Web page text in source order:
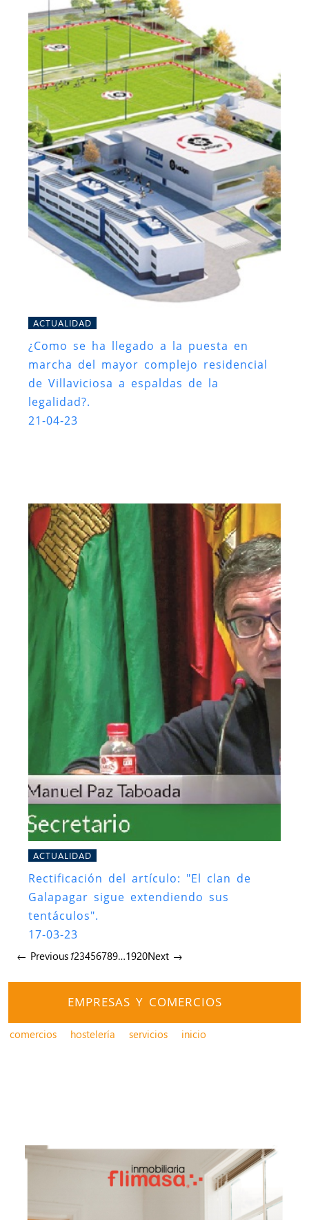
ACTUALIDAD
¿Como se ha llegado a la puesta en
marcha del mayor complejo residencial
de Villaviciosa a espaldas de la
legalidad?.
21-04-23
ACTUALIDAD
Rectificación del artículo: "El clan de
Galapagar sigue extendiendo sus
tentáculos".
17-03-23
← Previous123456789…1920Next →
EMPRESAS Y COMERCIOS
comercios hostelería servicios inicio